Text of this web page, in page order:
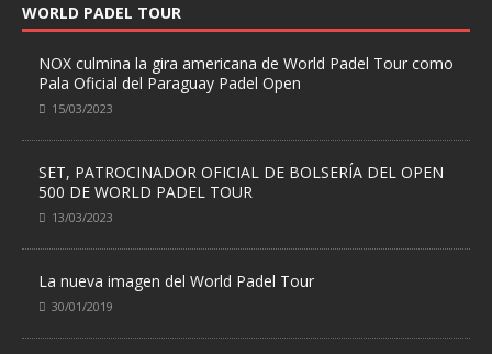
WORLD PADEL TOUR
NOX culmina la gira americana de World Padel Tour como
Pala Oficial del Paraguay Padel Open
15/03/2023
SET, PATROCINADOR OFICIAL DE BOLSERÍA DEL OPEN
500 DE WORLD PADEL TOUR
13/03/2023
La nueva imagen del World Padel Tour
30/01/2019